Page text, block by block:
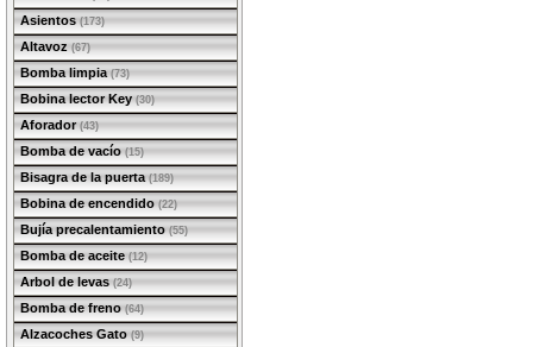
Asientos (173)
Altavoz (67)
Bomba limpia (73)
Bobina lector Key (30)
Aforador (43)
Bomba de vacío (15)
Bisagra de la puerta (189)
Bobina de encendido (22)
Bujía precalentamiento (55)
Bomba de aceite (12)
Arbol de levas (24)
Bomba de freno (64)
Alzacoches Gato (9)